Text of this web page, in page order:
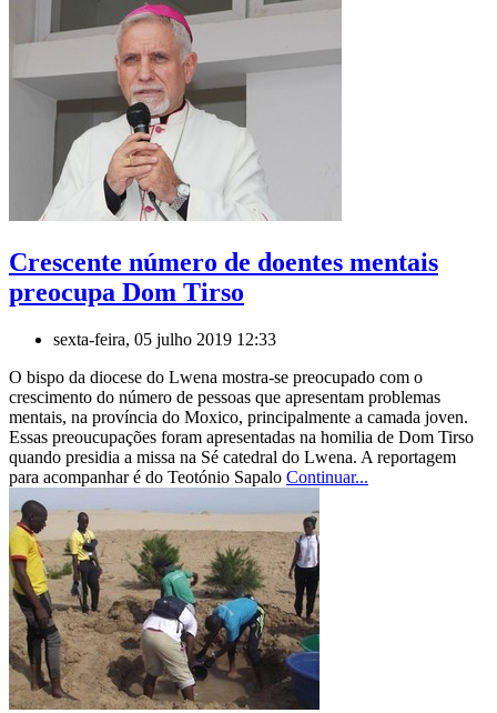
Crescente número de doentes mentais
preocupa Dom Tirso
sexta-feira, 05 julho 2019 12:33
O bispo da diocese do Lwena mostra-se preocupado com o
crescimento do número de pessoas que apresentam problemas
mentais, na província do Moxico, principalmente a camada joven.
Essas preoucupações foram apresentadas na homilia de Dom Tirso
quando presidia a missa na Sé catedral do Lwena. A reportagem
para acompanhar é do Teotónio Sapalo Continuar...